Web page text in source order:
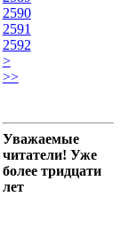
2590
2591
2592
>
>>
Уважаемые
читатели! Уже
более тридцати
лет